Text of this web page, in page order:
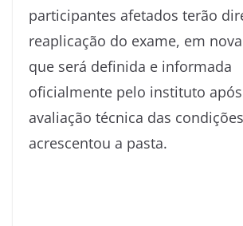
participantes afetados terão
reaplicação do exame, em
que será definida e informada
oficialmente pelo instituto após
avaliação técnica das
acrescentou a pasta.